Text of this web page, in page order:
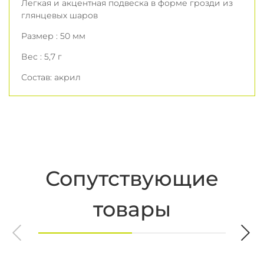
Легкая и акцентная подвеска в форме грозди из
глянцевых шаров
Размер : 50 мм
Вес : 5,7 г
Состав: акрил
Сопутствующие
товары